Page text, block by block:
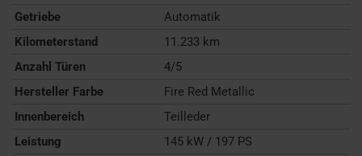
Getriebe
Automatik
Kilometerstand
11.233 km
Anzahl Türen
4/5
Hersteller Farbe
Fire Red Metallic
Innenbereich
Teilleder
Leistung
145 kW / 197 PS